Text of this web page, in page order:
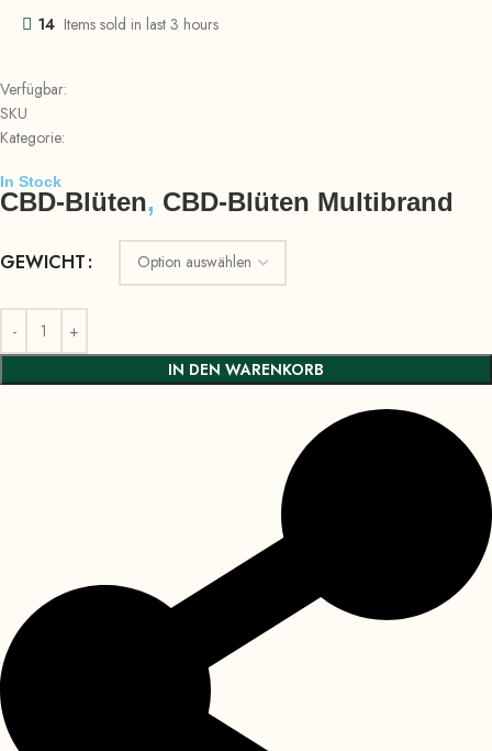
14 Items sold in last 3 hours
Verfügbar:
SKU
Kategorie:
In Stock
CBD-Blüten, CBD-Blüten Multibrand
GEWICHT
IN DEN WARENKORB